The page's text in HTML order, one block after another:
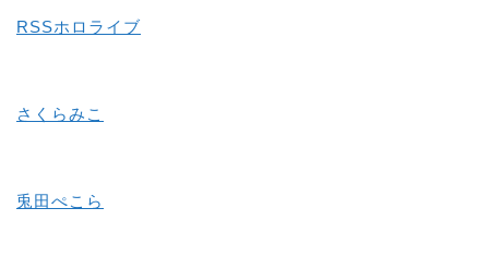
RSSホロライブ
さくらみこ
兎田ぺこら